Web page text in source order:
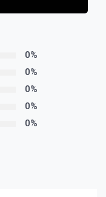
0%
0%
0%
0%
0%